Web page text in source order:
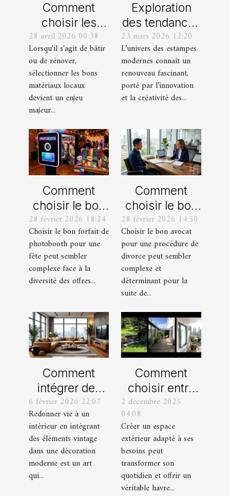
Comment
choisir les
meilleurs
matériaux
locaux pour
votre maison ?
28 avril 2026 00:38
Lorsqu'il s'agit de bâtir
ou de rénover,
sélectionner les bons
matériaux locaux
devient un enjeu
majeur...
Exploration
des tendances
actuelles en
estampes
modernes
23 mars 2026 12:20
L’univers des estampes
modernes connaît un
renouveau fascinant,
porté par l’innovation
et la créativité des...
Comment
choisir le bon
forfait de
photobooth
pour votre fête
28 février 2026 18:24
Choisir le bon forfait de
photobooth pour une
fête peut sembler
complexe face à la
diversité des offres...
Comment
choisir le bon
avocat pour
votre
procédure de
divorce ?
28 février 2026 14:50
Choisir le bon avocat
pour une procédure de
divorce peut sembler
complexe et
déterminant pour la
suite de...
Comment
intégrer des
éléments
vintage dans
une décoration
moderne ?
6 février 2026 22:07
Redonner vie à un
intérieur en intégrant
des éléments vintage
dans une décoration
moderne est un art
qui...
Comment
choisir entre
un jardin, une
terrasse et un
balcon pour
votre espace
extérieur ?
2 décembre 2025
04:08
Créer un espace
extérieur adapté à ses
besoins peut
transformer son
quotidien et offrir un
véritable havre...